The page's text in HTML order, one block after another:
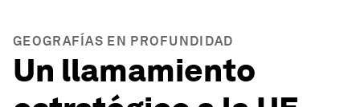
GEOGRAFÍAS EN PROFUNDIDAD
Un llamamiento